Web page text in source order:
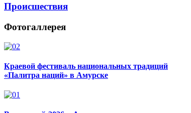
Происшествия
Фотогаллерея
Краевой фестиваль национальных традиций
«Палитра наций» в Амурске